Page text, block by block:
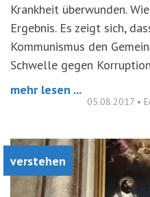
Krankheit überwunden.
Ergebnis. Es zeigt sich,
Kommunismus den
Schwelle gegen
mehr lesen ...
05.08.2017 •
verstehen